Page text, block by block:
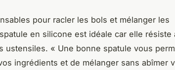
pour racler les bols et mélanger les
en silicone est idéale car elle résiste
ustensiles. « Une bonne spatule vous
ingrédients et de mélanger sans abîmer